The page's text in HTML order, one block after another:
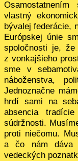
vlastný
bývalej federácie,
Európskej únie
spoločnosti je,
z vonkajšieho
sme v
náboženstva,
Jednoznačne
hrdí sami na
absencia
súdržnosti.
proti niečomu.
a čo nám dáva
vedeckých